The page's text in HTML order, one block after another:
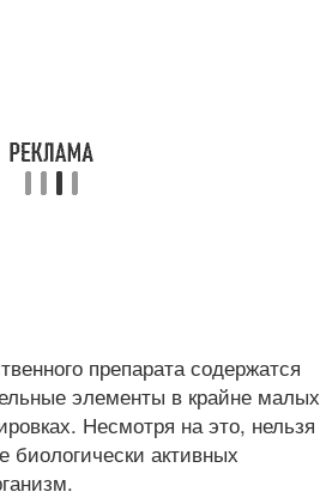
препарата содержатся
элементы в крайне малых
Несмотря на это, нельзя
биологически активных